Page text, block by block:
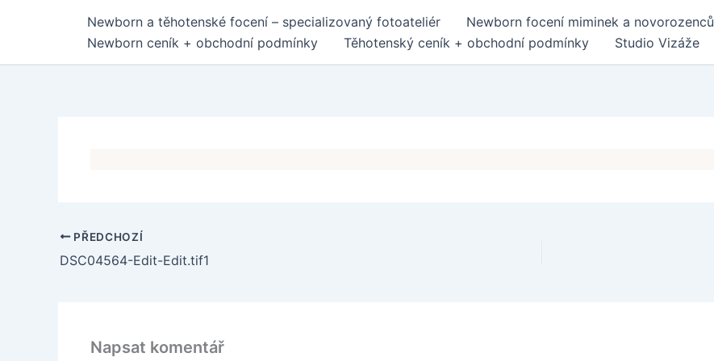
Newborn a těhotenské focení – specializovaný fotoateliér Newborn focení miminek a novorozenců
Newborn ceník + obchodní podmínky
Těhotenský ceník + obchodní podmínky Studio Vizáže
PŘEDCHOZÍ
DSC04564-Edit-Edit.tif1
Napsat komentář